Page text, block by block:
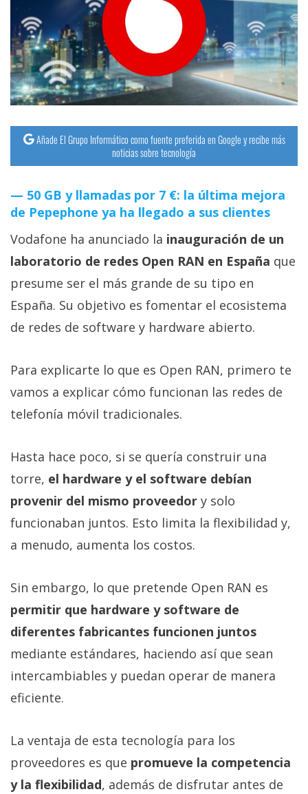
Operadores
Trucos
y
Tutoriales
Ciberseguridad
Sistemas
operativos
Profesional
+
Más
temas
Sorteos
Foros
Contacto
/
Sobre
nosotros
/
Publicidad
opciones
de
privacidad
/
Aviso
Legal
digital donde
encontrarás
todas las
noticias sobre
Añade El Grupo Informático como fuente preferida en Google y recibe más
noticias sobre tecnología
50 GB y llamadas por 7 €: la última mejora
de Pepephone ya ha llegado a sus clientes
Vodafone ha anunciado la inauguración de un
laboratorio de redes Open RAN en España que
presume ser el más grande de su tipo en
España. Su objetivo es fomentar el ecosistema
de redes de software y hardware abierto.
Para explicarte lo que es Open RAN, primero te
vamos a explicar cómo funcionan las redes de
telefonía móvil tradicionales.
Hasta hace poco, si se quería construir una
torre, el hardware y el software debían
provenir del mismo proveedor y solo
funcionaban juntos. Esto limita la flexibilidad y,
a menudo, aumenta los costos.
Sin embargo, lo que pretende Open RAN es
permitir que hardware y software de
diferentes fabricantes funcionen juntos
mediante estándares, haciendo así que sean
intercambiables y puedan operar de manera
eficiente.
La ventaja de esta tecnología para los
proveedores es que promueve la competencia
y la flexibilidad, además de disfrutar antes de